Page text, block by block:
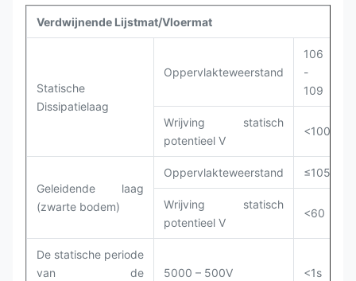
Verdwijnende Lijstmat/Vloermat
Statische
Dissipatielaag
Oppervlakteweerstand
106
-
109
Wrijving statisch
potentieel V
<100
Geleidende laag
(zwarte bodem)
Oppervlakteweerstand ≤105
Wrijving statisch
potentieel V
<60
De statische periode
van de
5000 – 500V <1s